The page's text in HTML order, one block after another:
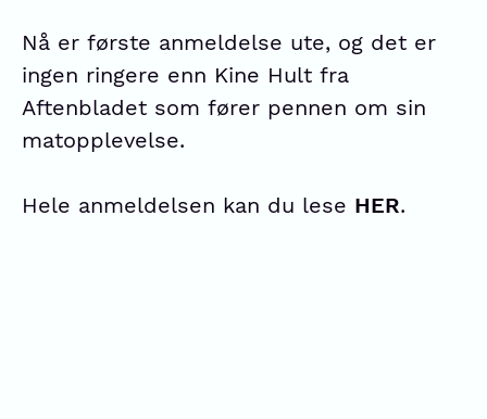
Nå er første anmeldelse ute, og det er
ingen ringere enn Kine Hult fra
Aftenbladet som fører pennen om sin
matopplevelse.
Hele anmeldelsen kan du lese HER.